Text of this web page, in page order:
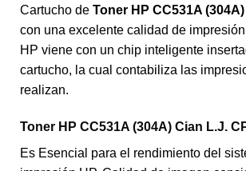
Cartucho de Toner HP CC531A
con una excelente calidad de
HP viene con un chip inteligente
cartucho, la cual contabiliza las
realizan.
Toner HP CC531A (304A) Cian L.J.
Es Esencial para el rendimiento del